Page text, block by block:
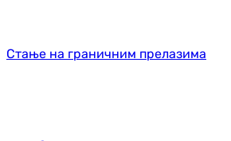
Стање на граничним прелазима